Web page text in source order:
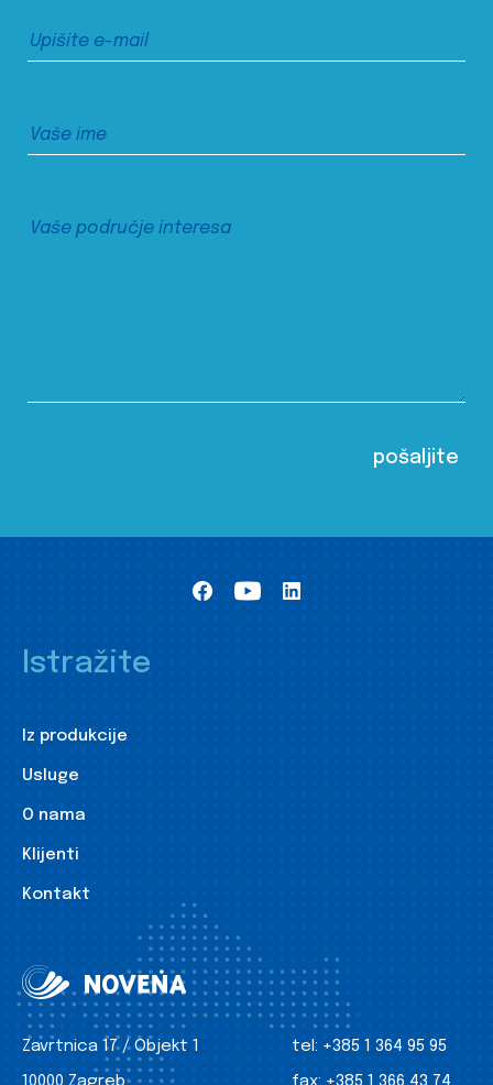
Istražite
Iz produkcije
Usluge
O nama
Klijenti
Kontakt
Zavrtnica 17 / Objekt 1
tel: +385 1 364 95 95